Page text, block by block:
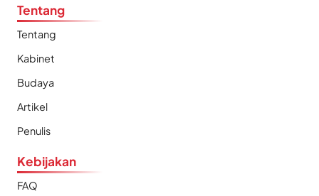
Tentang
Tentang
Kabinet
Budaya
Artikel
Penulis
Kebijakan
FAQ